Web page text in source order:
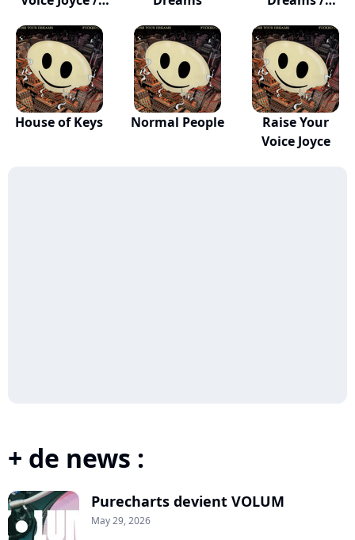
House of Keys Normal People
Raise Your
Voice Joyce
+ de news :
Purecharts devient VOLUM
May 29, 2026